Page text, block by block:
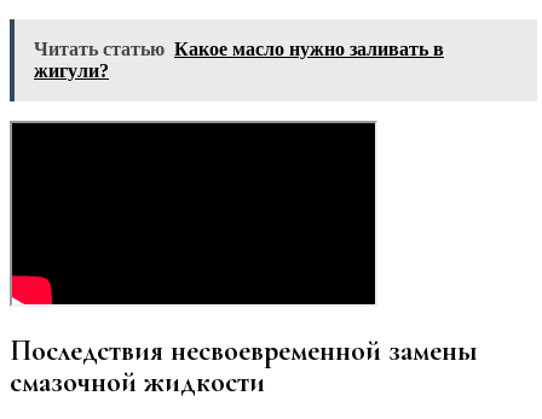
Читать статью Какое масло нужно заливать в
жигули?
Последствия несвоевременной замены
смазочной жидкости